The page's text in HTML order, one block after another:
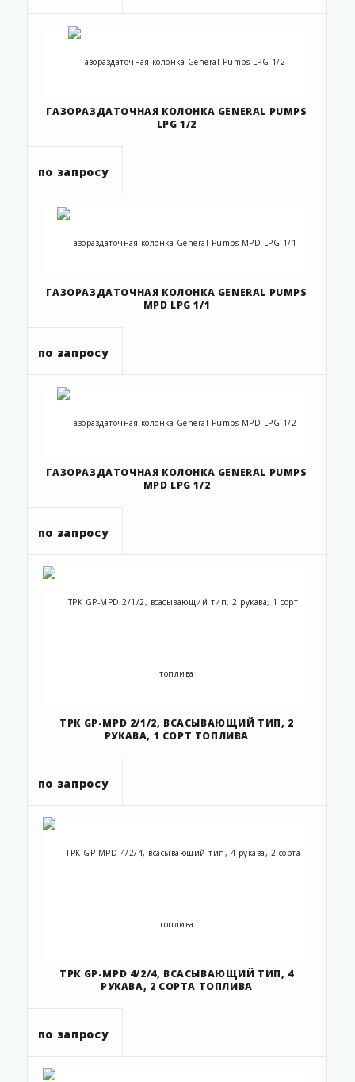
ГАЗОРАЗДАТОЧНАЯ КОЛОНКА GENERAL PUMPS
LPG 1/2
по запросу
ГАЗОРАЗДАТОЧНАЯ КОЛОНКА GENERAL PUMPS
MPD LPG 1/1
по запросу
ГАЗОРАЗДАТОЧНАЯ КОЛОНКА GENERAL PUMPS
MPD LPG 1/2
по запросу
ТРК GP-MPD 2/1/2, ВСАСЫВАЮЩИЙ ТИП, 2
РУКАВА, 1 СОРТ ТОПЛИВА
по запросу
ТРК GP-MPD 4/2/4, ВСАСЫВАЮЩИЙ ТИП, 4
РУКАВА, 2 СОРТА ТОПЛИВА
по запросу